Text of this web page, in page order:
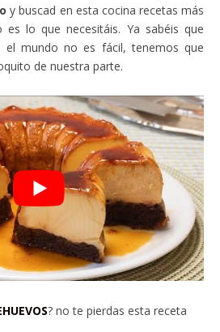
y buscad en esta cocina recetas más
lo que necesitáis. Ya sabéis que
mundo no es fácil, tenemos que
de nuestra parte.
? no te pierdas esta receta